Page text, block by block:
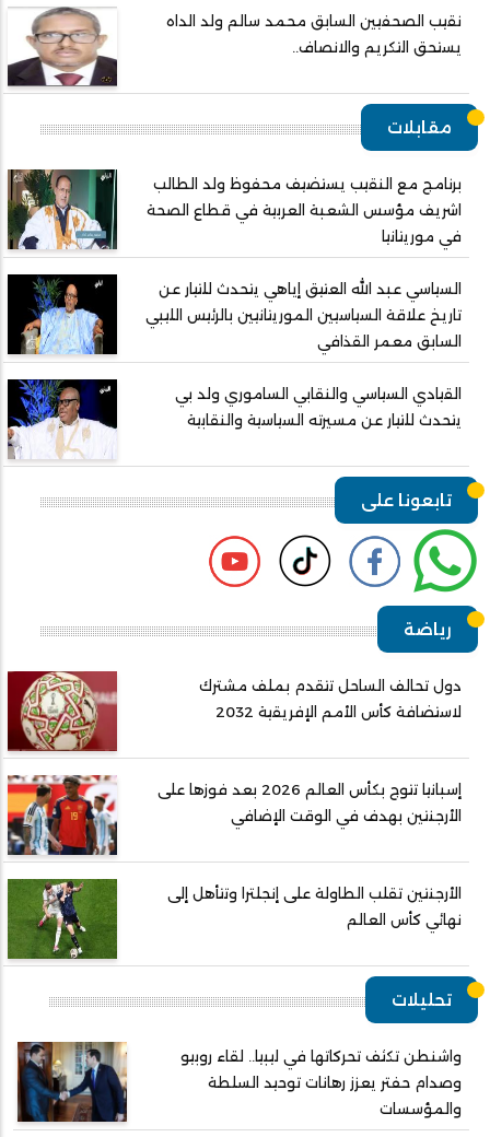
نقيب الصحفيين السابق محمد سالم ولد الداه
يستحق التكريم والانصاف..
مقابلات
برنامج مع النقيب يستضيف محفوظ ولد الطالب
اشريف مؤسس الشعبة العربية في قطاع الصحة
في موريتانيا
السياسي عبد الله العتيق إياهي يتحدث للتيار عن
تاريخ علاقة السياسيين الموريتانيين بالرئيس الليبي
السابق معمر القذافي
القيادي السياسي والنقابي الساموري ولد بي
يتحدث للتيار عن مسيرته السياسية والنقابية
تابعونا على
رياضة
دول تحالف الساحل تتقدم بملف مشترك
لاستضافة كأس الأمم الإفريقية 2032
إسبانيا تتوج بكأس العالم 2026 بعد فوزها على
الأرجنتين بهدف في الوقت الإضافي
الأرجنتين تقلب الطاولة على إنجلترا وتتأهل إلى
نهائي كأس العالم
تحليلات
واشنطن تكثف تحركاتها في ليبيا.. لقاء روبيو
وصدام حفتر يعزز رهانات توحيد السلطة
والمؤسسات